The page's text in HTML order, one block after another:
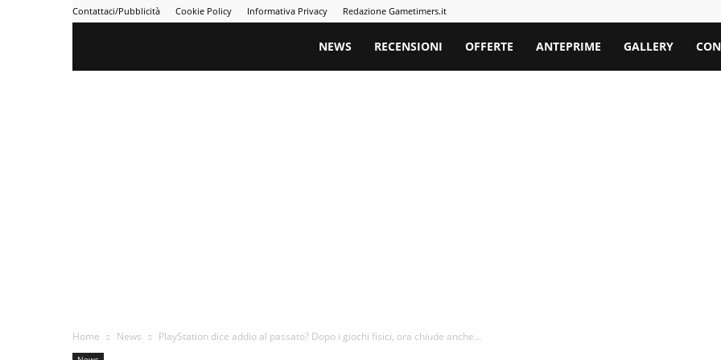
Contattaci/Pubblicità Cookie Policy Informativa Privacy Redazione Gametimers.it
Gametimers
NEWS RECENSIONI OFFERTE ANTEPRIME GALLERY
Home News PlayStation dice addio al passato? Dopo i giochi fisici, ora chiude anche...